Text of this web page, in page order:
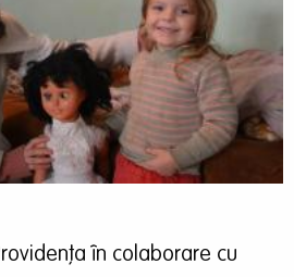
în colaborare cu